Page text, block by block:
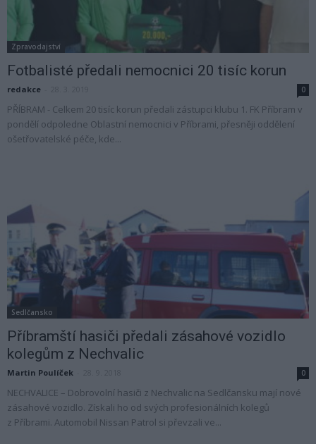
Zpravodajství
Fotbalisté předali nemocnici 20 tisíc korun
redakce 0
PŘÍBRAM - Celkem 20 tisíc korun předali zástupci klubu 1. FK Příbram v
pondělí odpoledne Oblastní nemocnici v Příbrami, přesněji oddělení
ošetřovatelské péče, kde...
Sedlčansko
Příbramští hasiči předali zásahové vozidlo
kolegům z Nechvalic
Martin Poulíček 0
NECHVALICE – Dobrovolní hasiči z Nechvalic na Sedlčansku mají nové
zásahové vozidlo. Získali ho od svých profesionálních kolegů
z Příbrami. Automobil Nissan Patrol si převzali ve...